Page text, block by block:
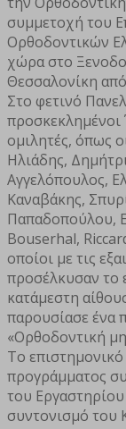
συμμετοχή του
Ορθοδοντικών
χώρα στο
Θεσσαλονίκη
Στο φετινό
προσκεκλημένοι
ομιλητές, όπως
Ηλιάδης,
Αγγελόπουλος,
Καναβάκης,
Παπαδοπούλου,
Bouserhal,
οποίοι με τις
προσέλκυσαν το
κατάμεστη
παρουσίασε ένα
«Ορθοδοντική
Το
προγράμματος
του
συντονισμό